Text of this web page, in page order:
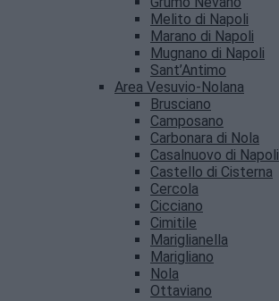
Melito di Napoli
Marano di Napoli
Mugnano di Napoli
Sant’Antimo
Area Vesuvio-Nolana
Brusciano
Camposano
Carbonara di Nola
Casalnuovo di Napoli
Castello di Cisterna
Cercola
Cicciano
Cimitile
Mariglianella
Marigliano
Nola
Ottaviano